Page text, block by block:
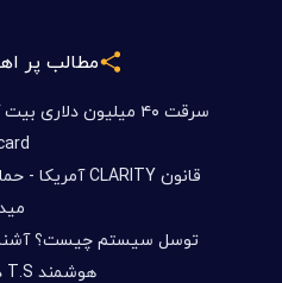
مطالب پر
سرقت ۴۰ میلیون
توسل سیستم چیست؟
هوشمند T.S در بیتکس روم